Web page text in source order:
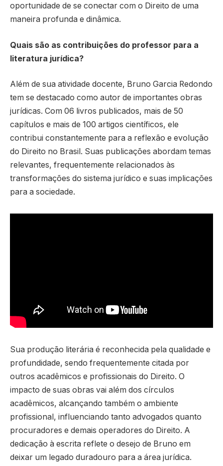
oportunidade de se conectar com o Direito de uma
maneira profunda e dinâmica.
Quais são as contribuições do professor para a
literatura jurídica?
Além de sua atividade docente, Bruno Garcia Redondo
tem se destacado como autor de importantes obras
jurídicas. Com 06 livros publicados, mais de 50
capítulos e mais de 100 artigos científicos, ele
contribui constantemente para a reflexão e evolução
do Direito no Brasil. Suas publicações abordam temas
relevantes, frequentemente relacionados às
transformações do sistema jurídico e suas implicações
para a sociedade.
Sua produção literária é reconhecida pela qualidade e
profundidade, sendo frequentemente citada por
outros acadêmicos e profissionais do Direito. O
impacto de suas obras vai além dos círculos
acadêmicos, alcançando também o ambiente
profissional, influenciando tanto advogados quanto
procuradores e demais operadores do Direito. A
dedicação à escrita reflete o desejo de Bruno em
deixar um legado duradouro para a área jurídica.